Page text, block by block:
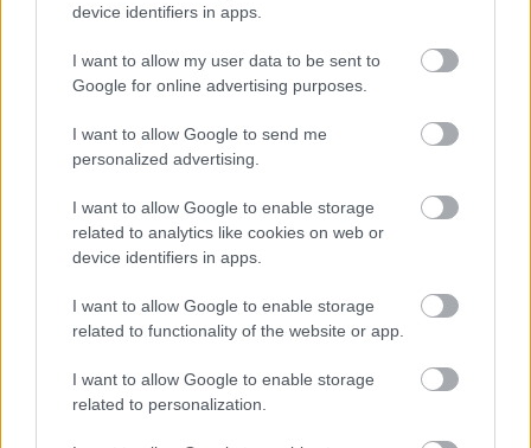
device identifiers in apps.
I want to allow my user data to be sent to
Google for online advertising purposes.
I want to allow Google to send me
personalized advertising.
I want to allow Google to enable storage
related to analytics like cookies on web or
device identifiers in apps.
I want to allow Google to enable storage
related to functionality of the website or app.
I want to allow Google to enable storage
related to personalization.
A Dűne a távoli jövőben játszódik, amikor
nemesi házak viaskodnak egy zord sivatagi
bolygó az Arrakis miatt. Enélkül a planéta
nélkül ugyanis nem lenne űrutazás.